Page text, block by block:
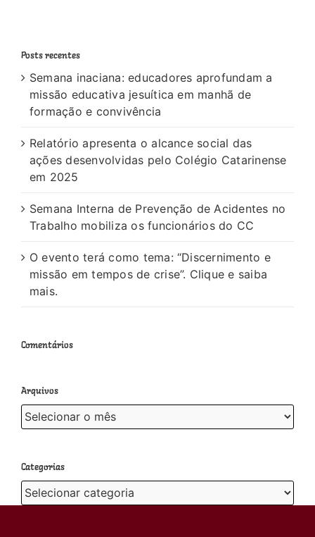
Posts recentes
Semana inaciana: educadores aprofundam a
missão educativa jesuítica em manhã de
formação e convivência
Relatório apresenta o alcance social das
ações desenvolvidas pelo Colégio Catarinense
em 2025
Semana Interna de Prevenção de Acidentes no
Trabalho mobiliza os funcionários do CC
O evento terá como tema: “Discernimento e
missão em tempos de crise”. Clique e saiba
mais.
Comentários
Arquivos
Arquivos
Categorias
Categorias